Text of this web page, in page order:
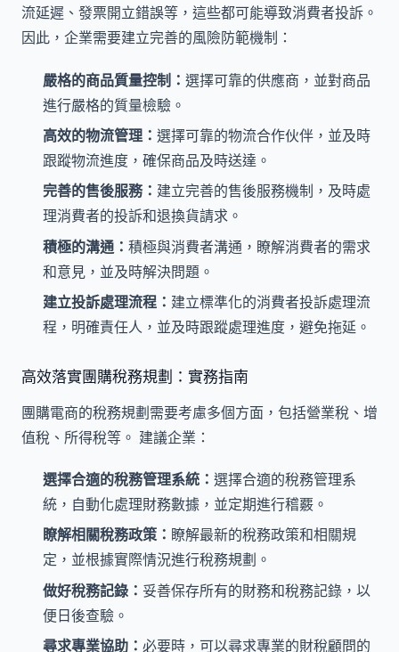
流延遲、發票開立錯誤等，這些都可能導致消費者投訴。
因此，企業需要建立完善的風險防範機制：
嚴格的商品質量控制： 選擇可靠的供應商，並對商品
進行嚴格的質量檢驗。
高效的物流管理： 選擇可靠的物流合作伙伴，並及時
跟蹤物流進度，確保商品及時送達。
完善的售後服務： 建立完善的售後服務機制，及時處
理消費者的投訴和退換貨請求。
積極的溝通： 積極與消費者溝通，瞭解消費者的需求
和意見，並及時解決問題。
建立投訴處理流程： 建立標準化的消費者投訴處理流
程，明確責任人，並及時跟蹤處理進度，避免拖延。
高效落實團購稅務規劃：實務指南
團購電商的稅務規劃需要考慮多個方面，包括營業稅、增
值稅、所得稅等。 建議企業：
選擇合適的稅務管理系統： 選擇合適的稅務管理系
統，自動化處理財務數據，並定期進行稽覈。
瞭解相關稅務政策： 瞭解最新的稅務政策和相關規
定，並根據實際情況進行稅務規劃。
做好稅務記錄： 妥善保存所有的財務和稅務記錄，以
便日後查驗。
尋求專業協助： 必要時，可以尋求專業的財稅顧問的